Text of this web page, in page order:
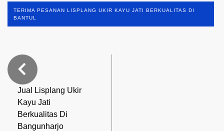
TERIMA PESANAN LISPLANG UKIR KAYU JATI BERKUALITAS DI
BANTUL
Jual Lisplang Ukir
Kayu Jati
Berkualitas Di
Bangunharjo